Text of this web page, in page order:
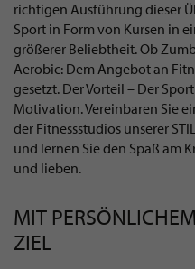
richtigen Ausführung dieser
Sport in Form von Kursen in
größerer Beliebtheit. Ob
Aerobic: Dem Angebot an
gesetzt. Der Vorteil – Der
Motivation. Vereinbaren Sie
der Fitnessstudios unserer
und lernen Sie den Spaß am
und lieben.
MIT
ZIEL